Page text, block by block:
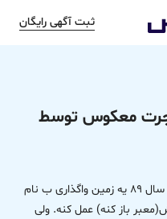
ثبت آگهی رایگان
معکوس توسط
سلام خسته نباشید..اداره بنیاد مسکن سال 89 یه زمین واگذاری ب نام
باز کنه) عمل کنه. ولی